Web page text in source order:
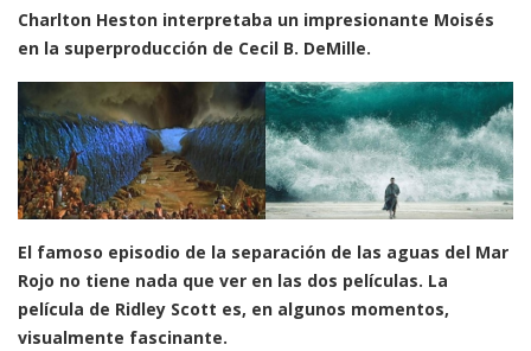
Charlton Heston interpretaba un impresionante Moisés
en la superproducción de Cecil B. DeMille.
El famoso episodio de la separación de las aguas del Mar
Rojo no tiene nada que ver en las dos películas. La
película de Ridley Scott es, en algunos momentos,
visualmente fascinante.